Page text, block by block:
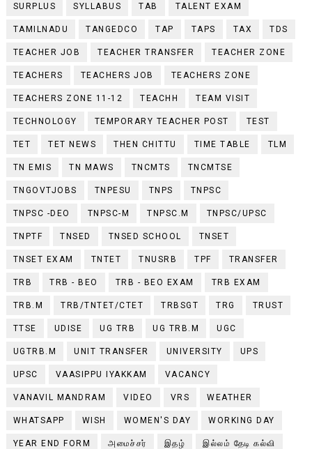
SURPLUS SYLLABUS TAB TALENT EXAM
TAMILNADU TANGEDCO TAP TAPS TAX TDS
TEACHER JOB TEACHER TRANSFER TEACHER ZONE
TEACHERS TEACHERS JOB TEACHERS ZONE
TEACHERS ZONE 11-12 TEACHH TEAM VISIT
TECHNOLOGY TEMPORARY TEACHER POST TEST
TET TET NEWS THEN CHITTU TIME TABLE TLM
TN EMIS TN MAWS TNCMTS TNCMTSE
TNGOVTJOBS TNPESU TNPS TNPSC
TNPSC -DEO TNPSC-M TNPSC.M TNPSC/UPSC
TNPTF TNSED TNSED SCHOOL TNSET
TNSET EXAM TNTET TNUSRB TPF TRANSFER
TRB TRB - BEO TRB - BEO EXAM TRB EXAM
TRB.M TRB/TNTET/CTET TRBSGT TRG TRUST
TTSE UDISE UG TRB UG TRB.M UGC
UGTRB.M UNIT TRANSFER UNIVERSITY UPS
UPSC VAASIPPU IYAKKAM VACANCY
VANAVIL MANDRAM VIDEO VRS WEATHER
WHATSAPP WISH WOMEN'S DAY WORKING DAY
YEAR END FORM அமைச்சர் இதழ் இல்லம் தேடி கல்வி